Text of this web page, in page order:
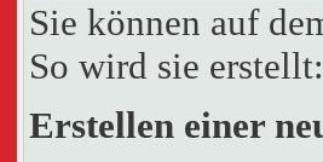
Sie können auf
So wird sie erstellt:
Erstellen einer